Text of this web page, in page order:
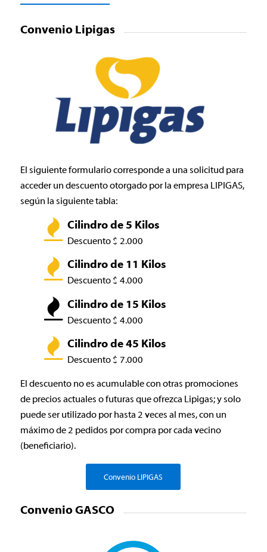
Convenio Lipigas
El siguiente formulario corresponde a una solicitud para
acceder un descuento otorgado por la empresa LIPIGAS,
según la siguiente tabla:
Cilindro de 5 Kilos
Descuento $ 2.000
Cilindro de 11 Kilos
Descuento $ 4.000
Cilindro de 15 Kilos
Descuento $ 4.000
Cilindro de 45 Kilos
Descuento $ 7.000
El descuento no es acumulable con otras promociones
de precios actuales o futuras que ofrezca Lipigas; y solo
puede ser utilizado por hasta 2 veces al mes, con un
máximo de 2 pedidos por compra por cada vecino
(beneficiario).
Convenio LIPIGAS
Convenio GASCO